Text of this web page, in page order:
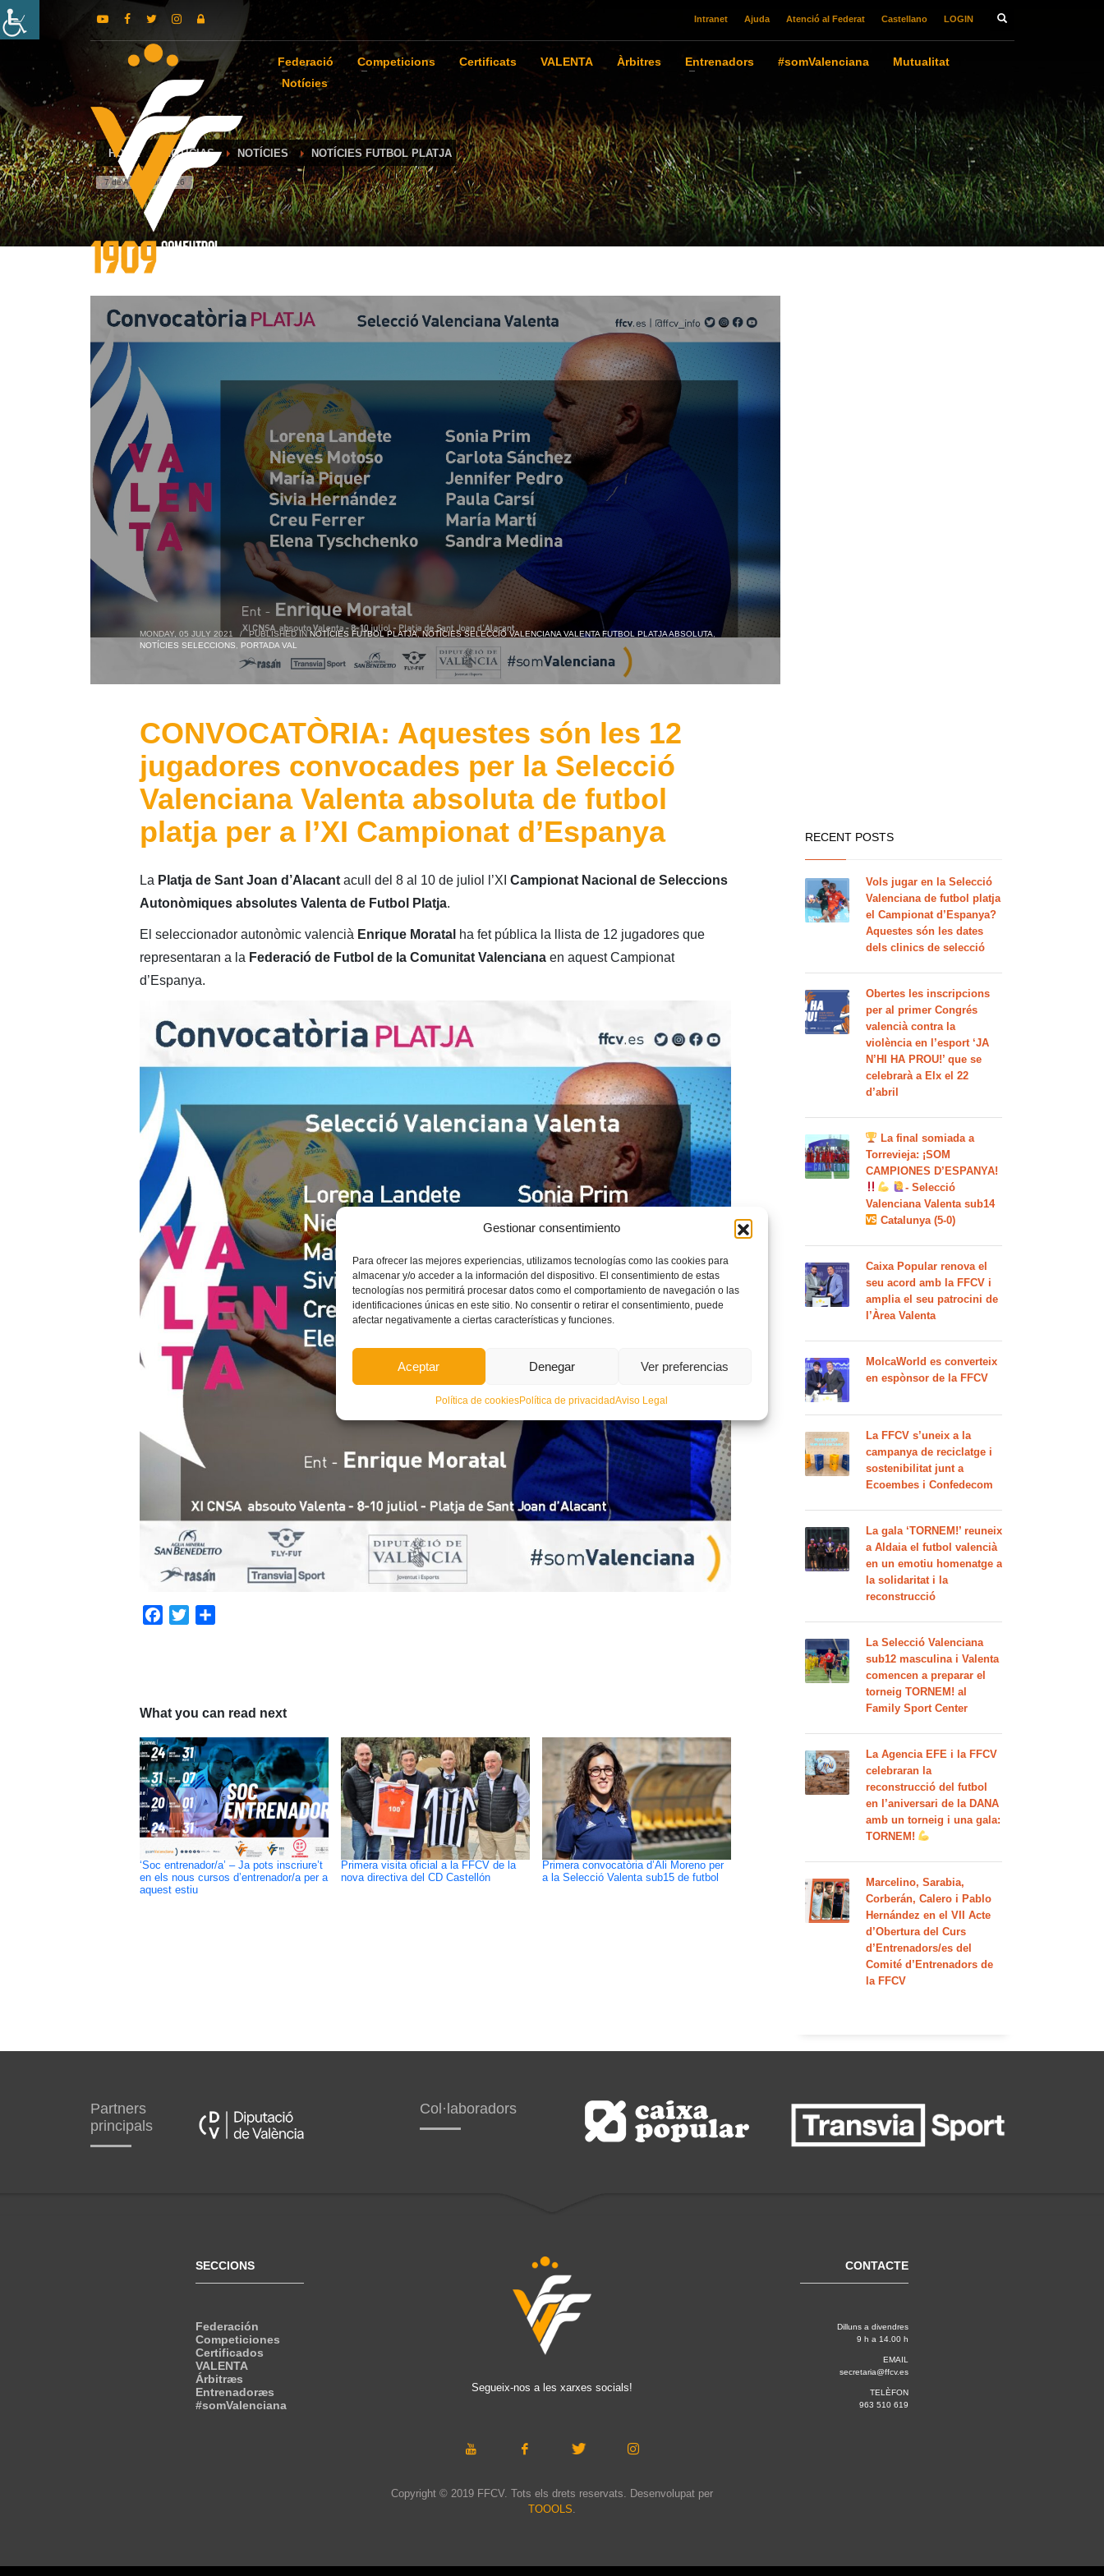
Gestionar consentimiento
Para ofrecer las mejores experiencias, utilizamos tecnologías como las cookies para
almacenar y/o acceder a la información del dispositivo. El consentimiento de estas
tecnologías nos permitirá procesar datos como el comportamiento de navegación o las
identificaciones únicas en este sitio. No consentir o retirar el consentimiento, puede
afectar negativamente a ciertas características y funciones.
Aceptar Denegar Ver preferencias
Política de cookiesPolítica de privacidadAviso Legal
Intranet Ajuda Atenció al Federat Castellano LOGIN
Federació Competicions Certificats VALENTA Àrbitres Entrenadors #somValenciana
Mutualitat
Notícies
HOME NOTICIAS NOTÍCIES NOTÍCIES FUTBOL PLATJA
7 de August de 2026
MONDAY, 05 JULY 2021 / PUBLISHED INNOTÍCIES FUTBOL PLATJA,NOTÍCIES SELECCIÓ VALENCIANA VALENTA FUTBOL PLATJA ABSOLUTA
NOTÍCIES SELECCIONS
PORTADA VAL
CONVOCATÒRIA: Aquestes són les 12
jugadores convocades per la Selecció
Valenciana Valenta absoluta de futbol
platja per a l’XI Campionat d’Espanya
La Platja de Sant Joan d’Alacant acull del 8 al 10 de juliol l’XI Campionat Nacional de Seleccions
Autonòmiques absolutes Valenta de Futbol Platja.
El seleccionador autonòmic valencià Enrique Moratal ha fet pública la llista de 12 jugadores que
representaran a la Federació de Futbol de la Comunitat Valenciana en aquest Campionat
d’Espanya.
Facebook
Twitter
What you can read next
‘Soc entrenador/a’ – Ja pots inscriure’t
en els nous cursos d’entrenador/a per a
aquest estiu
Primera visita oficial a la FFCV de la
nova directiva del CD Castellón
Primera convocatòria d’Ali Moreno per
a la Selecció Valenta sub15 de futbol
RECENT POSTS
Vols jugar en la Selecció
Valenciana de futbol platja
el Campionat d’Espanya?
Aquestes són les dates
dels clinics de selecció
Obertes les inscripcions
per al primer Congrés
valencià contra la
violència en l’esport ‘JA
N’HI HA PROU!’ que se
celebrarà a Elx el 22
d’abril
La final somiada a
Torrevieja: ¡SOM
CAMPIONES D’ESPANYA!
- Selecció
Valenciana Valenta sub14
Catalunya (5-0)
Caixa Popular renova el
seu acord amb la FFCV i
amplia el seu patrocini de
l’Àrea Valenta
MolcaWorld es converteix
en espònsor de la FFCV
La FFCV s’uneix a la
campanya de reciclatge i
sostenibilitat junt a
Ecoembes i Confedecom
La gala ‘TORNEM!’ reuneix
a Aldaia el futbol valencià
en un emotiu homenatge a
la solidaritat i la
reconstrucció
La Selecció Valenciana
sub12 masculina i Valenta
comencen a preparar el
torneig TORNEM! al
Family Sport Center
La Agencia EFE i la FFCV
celebraran la
reconstrucció del futbol
en l’aniversari de la DANA
amb un torneig i una gala:
TORNEM!
Marcelino, Sarabia,
Corberán, Calero i Pablo
Hernández en el VII Acte
d’Obertura del Curs
d’Entrenadors/es del
Comité d’Entrenadors de
la FFCV
Partners
principals
Col·laboradors
SECCIONS
Federación
Competiciones
Certificados
VALENTA
Árbitræs
Entrenadoræs
#somValenciana
Segueix-nos a les xarxes socials!
Copyright © 2019 FFCV. Tots els drets reservats. Desenvolupat per
TOOOLS.
CONTACTE
Dilluns a divendres
9 h a 14.00 h
EMAIL
secretaria@ffcv.es
TELÈFON
963 510 619